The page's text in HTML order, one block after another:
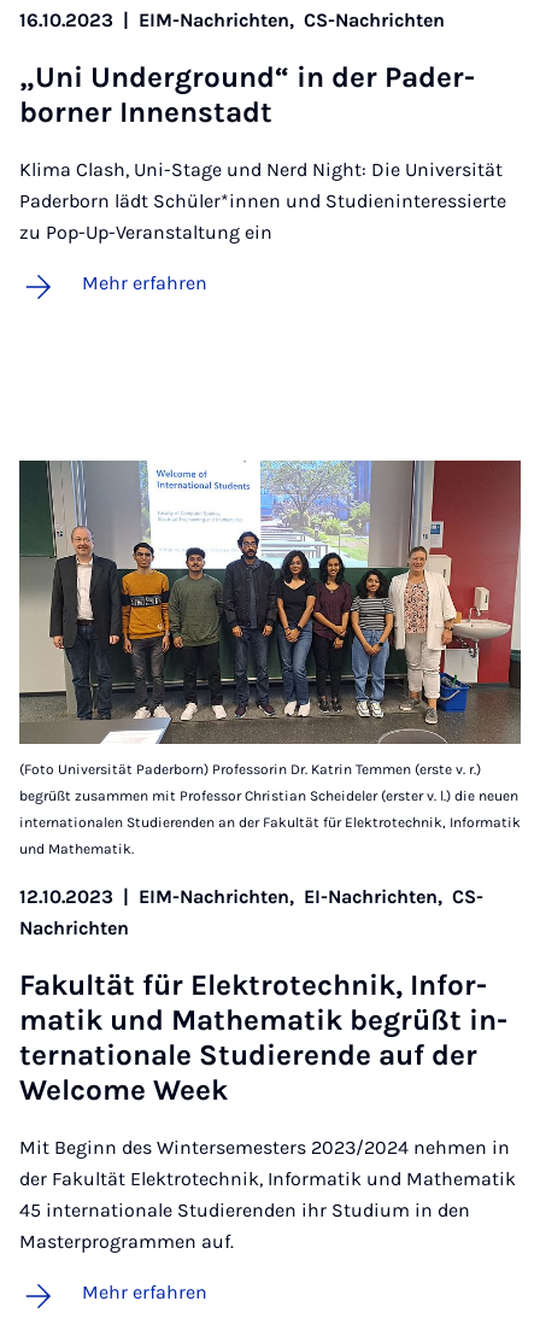
16.10.2023 EIM-Nachrichten, CS-Nachrichten
„U­ni Un­der­ground“ in der Pa­der­
bor­ner In­nen­stadt
Klima Clash, Uni-Stage und Nerd Night: Die Universität
Paderborn lädt Schüler*innen und Studieninteressierte
zu Pop-Up-Veranstaltung ein
Mehr erfahren
(Foto Universität Paderborn) Professorin Dr. Katrin Temmen (erste v. r.)
begrüßt zusammen mit Professor Christian Scheideler (erster v. l.) die neuen
internationalen Studierenden an der Fakultät für Elektrotechnik, Informatik
und Mathematik.
12.10.2023 | EIM-Nachrichten, EI-Nachrichten, CS-
Nachrichten
Fa­kul­tät für Elek­tro­tech­nik, In­for­
ma­tik und Ma­the­ma­tik be­grüßt in­
ter­na­ti­o­na­le Stu­die­ren­de auf der
Wel­co­me Week
Mit Beginn des Wintersemesters 2023/2024 nehmen in
der Fakultät Elektrotechnik, Informatik und Mathematik
45 internationale Studierenden ihr Studium in den
Masterprogrammen auf.
Mehr erfahren